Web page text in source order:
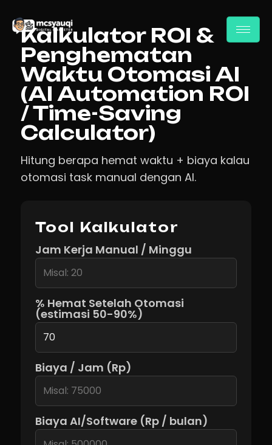
Kalkulator ROI &
Penghematan
Waktu Otomasi AI
(AI Automation ROI
/ Time-Saving
Calculator)
Hitung berapa hemat waktu + biaya kalau
otomasi task manual dengan AI.
Tool Kalkulator
Jam Kerja Manual / Minggu
% Hemat Setelah Otomasi
(estimasi 50-90%)
Biaya / Jam (Rp)
Biaya AI/Software (Rp / bulan)